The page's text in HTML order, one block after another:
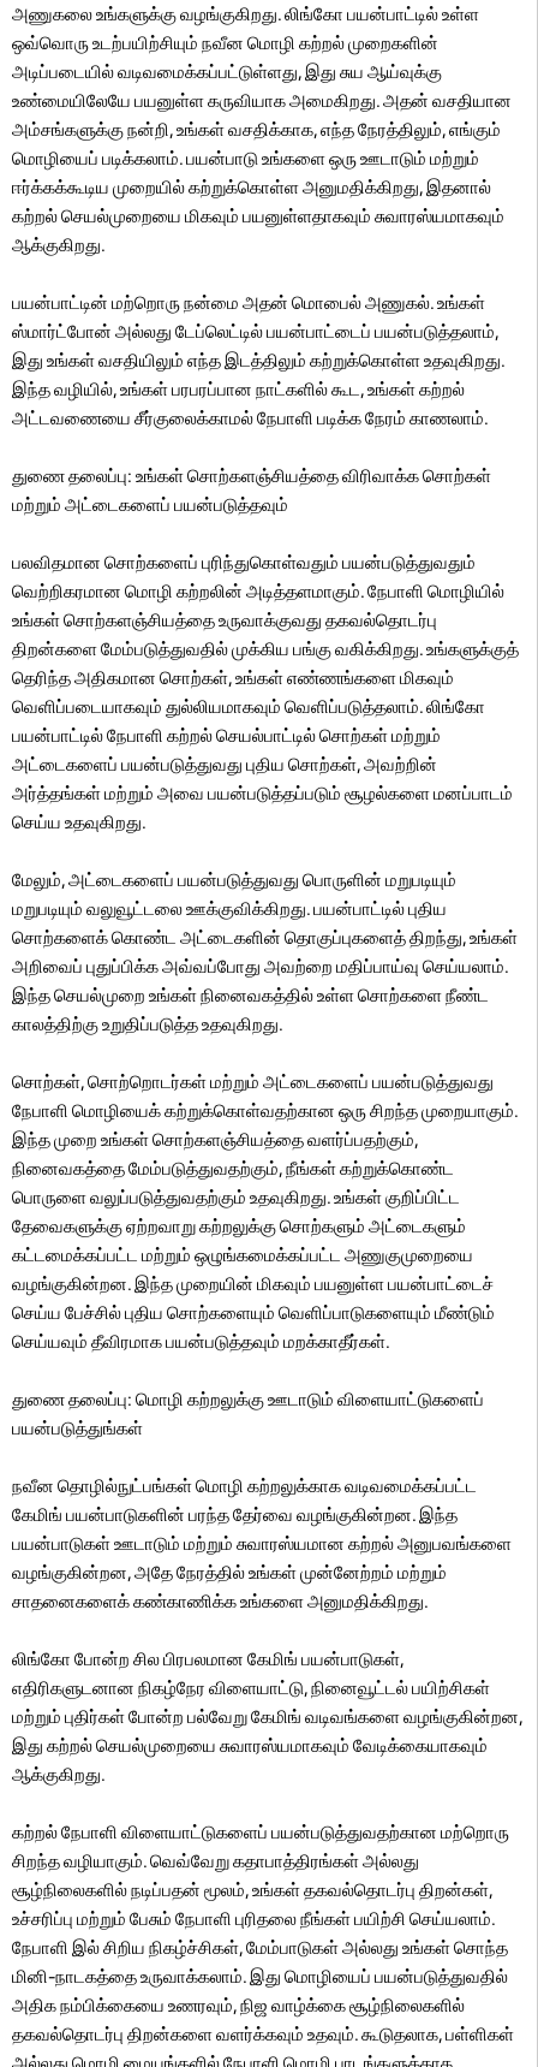
அணுகலை உங்களுக்கு வழங்குகிறது. லிங்கோ பயன்பாட்டில் உள்ள
ஒவ்வொரு உடற்பயிற்சியும் நவீன மொழி கற்றல் முறைகளின்
அடிப்படையில் வடிவமைக்கப்பட்டுள்ளது, இது சுய ஆய்வுக்கு
உண்மையிலேயே பயனுள்ள கருவியாக அமைகிறது. அதன் வசதியான
அம்சங்களுக்கு நன்றி, உங்கள் வசதிக்காக, எந்த நேரத்திலும், எங்கும்
மொழியைப் படிக்கலாம். பயன்பாடு உங்களை ஒரு ஊடாடும் மற்றும்
ஈர்க்கக்கூடிய முறையில் கற்றுக்கொள்ள அனுமதிக்கிறது, இதனால்
கற்றல் செயல்முறையை மிகவும் பயனுள்ளதாகவும் சுவாரஸ்யமாகவும்
ஆக்குகிறது.
பயன்பாட்டின் மற்றொரு நன்மை அதன் மொபைல் அணுகல். உங்கள்
ஸ்மார்ட்போன் அல்லது டேப்லெட்டில் பயன்பாட்டைப் பயன்படுத்தலாம்,
இது உங்கள் வசதியிலும் எந்த இடத்திலும் கற்றுக்கொள்ள உதவுகிறது.
இந்த வழியில், உங்கள் பரபரப்பான நாட்களில் கூட, உங்கள் கற்றல்
அட்டவணையை சீர்குலைக்காமல் நேபாளி படிக்க நேரம் காணலாம்.
துணை தலைப்பு: உங்கள் சொற்களஞ்சியத்தை விரிவாக்க சொற்கள்
மற்றும் அட்டைகளைப் பயன்படுத்தவும்
பலவிதமான சொற்களைப் புரிந்துகொள்வதும் பயன்படுத்துவதும்
வெற்றிகரமான மொழி கற்றலின் அடித்தளமாகும். நேபாளி மொழியில்
உங்கள் சொற்களஞ்சியத்தை உருவாக்குவது தகவல்தொடர்பு
திறன்களை மேம்படுத்துவதில் முக்கிய பங்கு வகிக்கிறது. உங்களுக்குத்
தெரிந்த அதிகமான சொற்கள், உங்கள் எண்ணங்களை மிகவும்
வெளிப்படையாகவும் துல்லியமாகவும் வெளிப்படுத்தலாம். லிங்கோ
பயன்பாட்டில் நேபாளி கற்றல் செயல்பாட்டில் சொற்கள் மற்றும்
அட்டைகளைப் பயன்படுத்துவது புதிய சொற்கள், அவற்றின்
அர்த்தங்கள் மற்றும் அவை பயன்படுத்தப்படும் சூழல்களை மனப்பாடம்
செய்ய உதவுகிறது.
மேலும், அட்டைகளைப் பயன்படுத்துவது பொருளின் மறுபடியும்
மறுபடியும் வலுவூட்டலை ஊக்குவிக்கிறது. பயன்பாட்டில் புதிய
சொற்களைக் கொண்ட அட்டைகளின் தொகுப்புகளைத் திறந்து, உங்கள்
அறிவைப் புதுப்பிக்க அவ்வப்போது அவற்றை மதிப்பாய்வு செய்யலாம்.
இந்த செயல்முறை உங்கள் நினைவகத்தில் உள்ள சொற்களை நீண்ட
காலத்திற்கு உறுதிப்படுத்த உதவுகிறது.
சொற்கள், சொற்றொடர்கள் மற்றும் அட்டைகளைப் பயன்படுத்துவது
நேபாளி மொழியைக் கற்றுக்கொள்வதற்கான ஒரு சிறந்த முறையாகும்.
இந்த முறை உங்கள் சொற்களஞ்சியத்தை வளர்ப்பதற்கும்,
நினைவகத்தை மேம்படுத்துவதற்கும், நீங்கள் கற்றுக்கொண்ட
பொருளை வலுப்படுத்துவதற்கும் உதவுகிறது. உங்கள் குறிப்பிட்ட
தேவைகளுக்கு ஏற்றவாறு கற்றலுக்கு சொற்களும் அட்டைகளும்
கட்டமைக்கப்பட்ட மற்றும் ஒழுங்கமைக்கப்பட்ட அணுகுமுறையை
வழங்குகின்றன. இந்த முறையின் மிகவும் பயனுள்ள பயன்பாட்டைச்
செய்ய பேச்சில் புதிய சொற்களையும் வெளிப்பாடுகளையும் மீண்டும்
செய்யவும் தீவிரமாக பயன்படுத்தவும் மறக்காதீர்கள்.
துணை தலைப்பு: மொழி கற்றலுக்கு ஊடாடும் விளையாட்டுகளைப்
பயன்படுத்துங்கள்
நவீன தொழில்நுட்பங்கள் மொழி கற்றலுக்காக வடிவமைக்கப்பட்ட
கேமிங் பயன்பாடுகளின் பரந்த தேர்வை வழங்குகின்றன. இந்த
பயன்பாடுகள் ஊடாடும் மற்றும் சுவாரஸ்யமான கற்றல் அனுபவங்களை
வழங்குகின்றன, அதே நேரத்தில் உங்கள் முன்னேற்றம் மற்றும்
சாதனைகளைக் கண்காணிக்க உங்களை அனுமதிக்கிறது.
லிங்கோ போன்ற சில பிரபலமான கேமிங் பயன்பாடுகள்,
எதிரிகளுடனான நிகழ்நேர விளையாட்டு, நினைவூட்டல் பயிற்சிகள்
மற்றும் புதிர்கள் போன்ற பல்வேறு கேமிங் வடிவங்களை வழங்குகின்றன,
இது கற்றல் செயல்முறையை சுவாரஸ்யமாகவும் வேடிக்கையாகவும்
ஆக்குகிறது.
கற்றல் நேபாளி விளையாட்டுகளைப் பயன்படுத்துவதற்கான மற்றொரு
சிறந்த வழியாகும். வெவ்வேறு கதாபாத்திரங்கள் அல்லது
சூழ்நிலைகளில் நடிப்பதன் மூலம், உங்கள் தகவல்தொடர்பு திறன்கள்,
உச்சரிப்பு மற்றும் பேசும் நேபாளி புரிதலை நீங்கள் பயிற்சி செய்யலாம்.
நேபாளி இல் சிறிய நிகழ்ச்சிகள், மேம்பாடுகள் அல்லது உங்கள் சொந்த
மினி-நாடகத்தை உருவாக்கலாம். இது மொழியைப் பயன்படுத்துவதில்
அதிக நம்பிக்கையை உணரவும், நிஜ வாழ்க்கை சூழ்நிலைகளில்
தகவல்தொடர்பு திறன்களை வளர்க்கவும் உதவும். கூடுதலாக, பள்ளிகள்